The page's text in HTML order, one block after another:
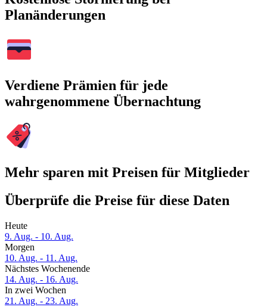
Planänderungen
Verdiene Prämien für jede
wahrgenommene Übernachtung
Mehr sparen mit Preisen für Mitglieder
Überprüfe die Preise für diese Daten
Heute
9. Aug. - 10. Aug.
Morgen
10. Aug. - 11. Aug.
Nächstes Wochenende
14. Aug. - 16. Aug.
In zwei Wochen
21. Aug. - 23. Aug.